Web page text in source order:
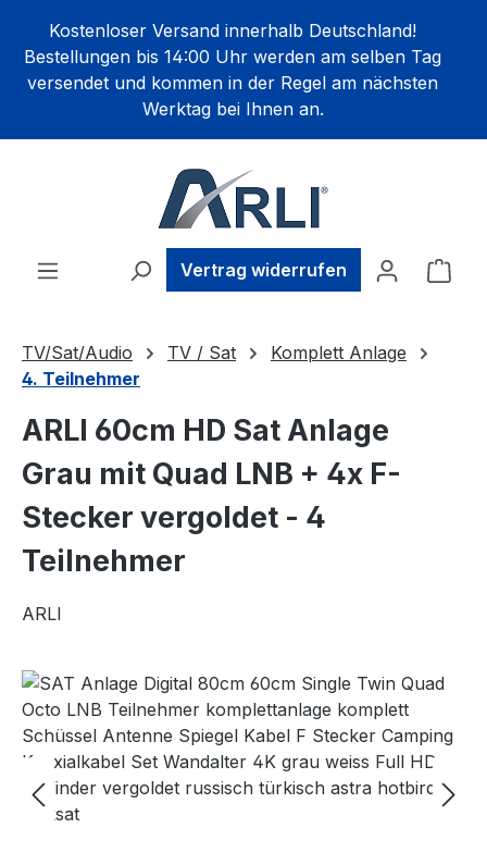
springen
Kostenloser Versand innerhalb Deutschland!
Bestellungen bis 14:00 Uhr werden am selben Tag
versendet und kommen in der Regel am nächsten
Werktag bei Ihnen an.
Vertrag widerrufen
TV/Sat/Audio TV / Sat
Komplett Anlage
4. Teilnehmer
ARLI 60cm HD Sat Anlage
Grau mit Quad LNB + 4x F-
Stecker vergoldet - 4
Teilnehmer
ARLI
Bildergalerie überspringen